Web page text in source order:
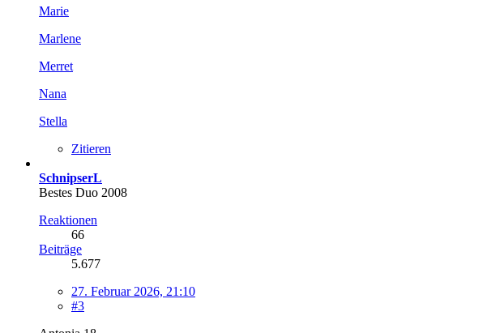
Marie
Marlene
Merret
Nana
Stella
Zitieren
SchnipserL
Bestes Duo 2008
Reaktionen
66
Beiträge
5.677
27. Februar 2026, 21:10
#3